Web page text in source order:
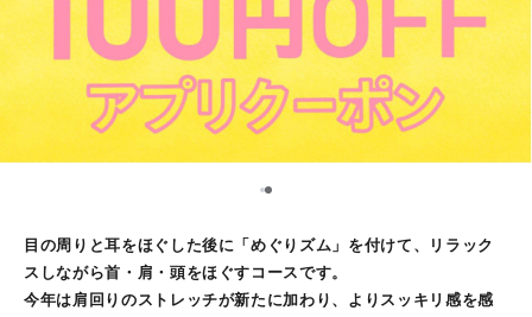
1
目の周りと耳をほぐした後に「めぐりズム」を付けて、リラック
スしながら首・肩・頭をほぐすコースです。
今年は肩回りのストレッチが新たに加わり、よりスッキリ感を感